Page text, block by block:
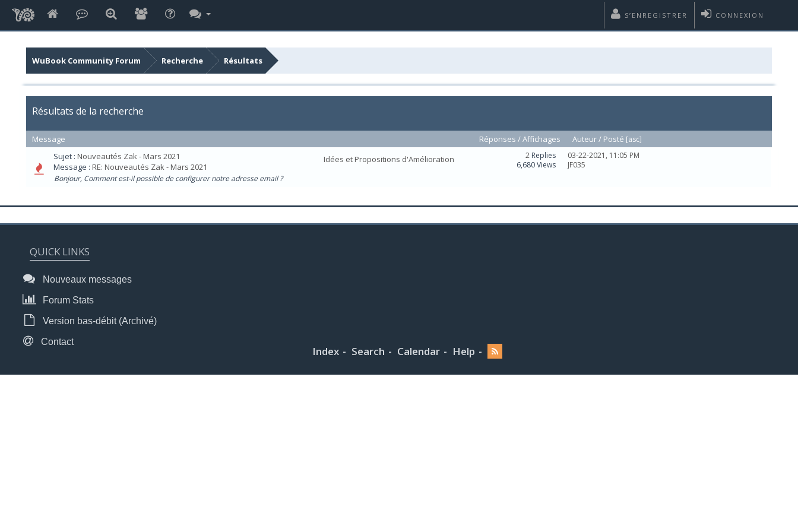
CONNEXION
S’ENREGISTRER
WuBook Community Forum Recherche Résultats
Résultats de la recherche
Message Réponses /Affichages Auteur / Posté [asc]
Idées et Propositions d'Amélioration
Sujet : Nouveautés Zak - Mars 2021
Message : RE: Nouveautés Zak - Mars 2021
Bonjour, Comment est-il possible de configurer notre adresse email ?
2Replies
6,680 Views
03-22-2021, 11:05 PM
JF035
QUICK LINKS
Nouveaux messages
Forum Stats
Version bas-débit (Archivé)
Contact
Index Search Calendar Help